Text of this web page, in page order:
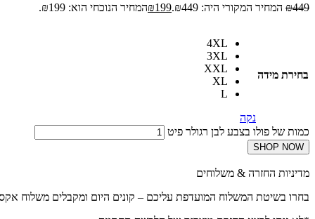
₪449 המחיר המקורי היה: ₪449. ₪199 המחיר הנוכחי הוא: ₪199.
בחירת מידה
4XL
3XL
XXL
XL
L
נקה
כמות של פולו בצבע לבן רגולר פיט
SHOP NOW
מדיניות החזרה & משלוחים
בחרו בשיטת המשלוח המועדפת עליכם – קונים היום ומקבלים משלוח